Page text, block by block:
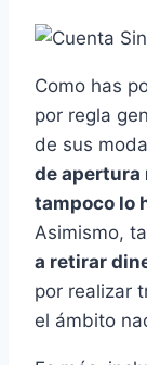
Como has
por regla
de sus
de apertura
tampoco lo
Asimismo,
a retirar
por realizar
el ámbito